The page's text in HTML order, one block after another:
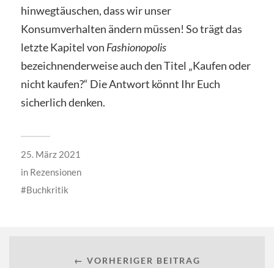
hinwegtäuschen, dass wir unser
Konsumverhalten ändern müssen! So trägt das
letzte Kapitel von Fashionopolis
bezeichnenderweise auch den Titel „Kaufen oder
nicht kaufen?“ Die Antwort könnt Ihr Euch
sicherlich denken.
25. März 2021
in Rezensionen
Buchkritik
← VORHERIGER BEITRAG